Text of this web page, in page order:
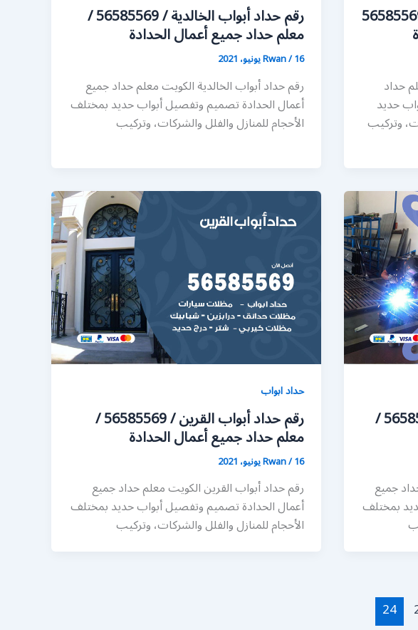
أبواب الصليبيخات / 56585569
حداد
حديد
وتركيب
رقم حداد أبواب الخالدية / 56585569 /
معلم حداد جميع أعمال الحدادة
Rwan/16 يونيو، 2021
رقم حداد أبواب الخالدية الكويت معلم حداد جميع
أعمال الحدادة تصميم وتفصيل أبواب حديد بمختلف
الأحجام للمنازل والفلل والشركات، وتركيب
رقم حداد أبواب العاصمة / 56585569 /
جميع
بمختلف
حداد ابواب
رقم حداد أبواب القرين / 56585569 /
معلم حداد جميع أعمال الحدادة
Rwan/16 يونيو، 2021
رقم حداد أبواب القرين الكويت معلم حداد جميع
أعمال الحدادة تصميم وتفصيل أبواب حديد بمختلف
الأحجام للمنازل والفلل والشركات، وتركيب
24